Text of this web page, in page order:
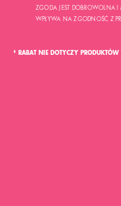
ZGODA JEST DOBROWOLNA
WPŁYWA NA ZGODNOŚĆ Z
* RABAT NIE DOTYCZY PRODUKTÓW